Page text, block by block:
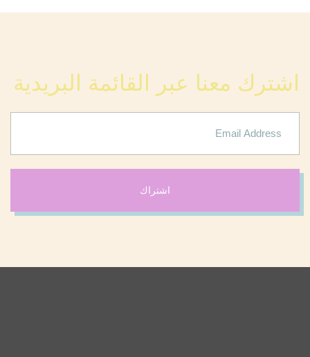
اشترك معنا عبر القائمة البريدية
اشتراك